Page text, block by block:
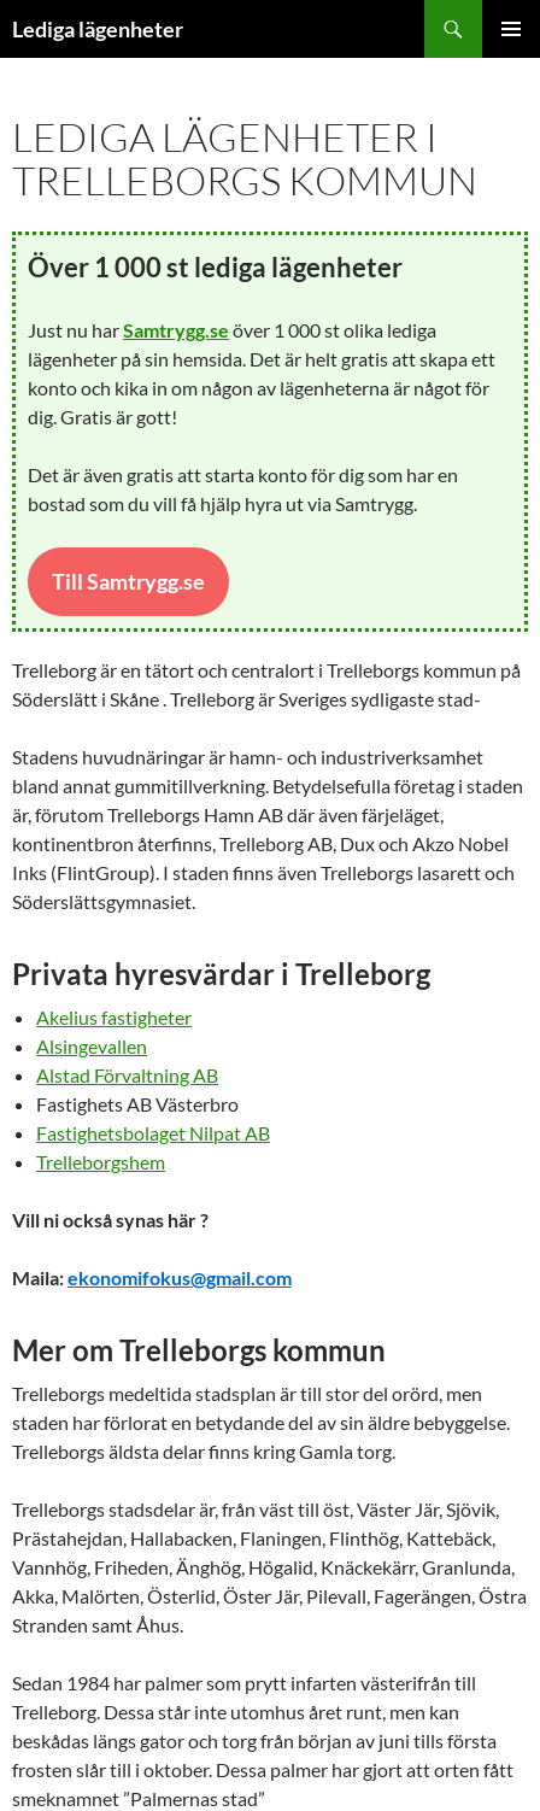
tillLediga lägenheter
LEDIGA LÄGENHETER I
TRELLEBORGS KOMMUN
Över 1 000 st lediga lägenheter
Just nu harSamtrygg.se över 1 000 st olika lediga
lägenheter på sin hemsida. Det är helt gratis att skapa ett
konto och kika in om någon av lägenheterna är något för
dig. Gratis är gott!
Det är även gratis att starta konto för dig som har en
bostad som du vill få hjälp hyra ut via Samtrygg.
Till Samtrygg.se
Trelleborgär en tätort och centralort i Trelleborgs kommun på
Söderslätt i Skåne .Trelleborgär Sveriges sydligaste stad-
Stadens huvudnäringar är hamn- och industriverksamhet
bland annat gummitillverkning. Betydelsefulla företag i staden
är, förutom Trelleborgs Hamn AB där även färjeläget,
kontinentbron återfinns, Trelleborg AB, Dux och Akzo Nobel
Inks (FlintGroup). I staden finns även Trelleborgs lasarett och
Söderslättsgymnasiet.
Privata hyresvärdar i Trelleborg
Akelius fastigheter
Alsingevallen
Alstad Förvaltning AB
Fastighets AB Västerbro
Fastighetsbolaget Nilpat AB
Trelleborgshem
Vill ni också synas här ?
Maila:ekonomifokus@gmail.com
Mer om Trelleborgs kommun
Trelleborgs medeltida stadsplan är till stor del orörd, men
staden har förlorat en betydande del av sin äldre bebyggelse.
Trelleborgs äldsta delar finns kring Gamla torg.
Trelleborgs stadsdelar är, från väst till öst, Väster Jär, Sjövik,
Prästahejdan, Hallabacken, Flaningen, Flinthög, Kattebäck,
Vannhög, Friheden, Änghög, Högalid, Knäckekärr, Granlunda,
Akka, Malörten, Österlid, Öster Jär, Pilevall, Fagerängen, Östra
Stranden samt Åhus.
Sedan 1984 har palmer som prytt infarten västerifrån till
Trelleborg. Dessa står inte utomhus året runt, men kan
beskådas längs gator och torg från början av juni tills första
frosten slår till i oktober. Dessa palmer har gjort att orten fått
smeknamnet ”Palmernas stad”